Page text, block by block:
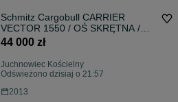
Schmitz Cargobull CARRIER
VECTOR 1550 / OŚ SKRĘTNA /
WINDA + ROLETA / 22 PALETY
ŚWIETNIE ZWROTNA i
SKRĘCAJĄCA NACZEPA /
PRZEBIEG 571 592 KM / 2 osiowa
44 000 zł
Juchnowiec Kościelny
Odświeżono dzisiaj o 21:57
2013